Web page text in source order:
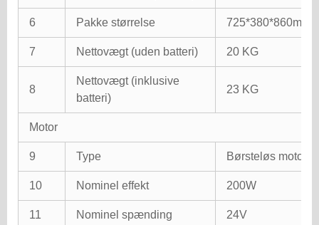
6 Pakke størrelse 725*380*860mm
7 Nettovægt (uden batteri) 20 KG
8
Nettovægt (inklusive
batteri)
23 KG
Motor
9 Type Børsteløs motor
10 Nominel effekt 200W
11 Nominel spænding 24V